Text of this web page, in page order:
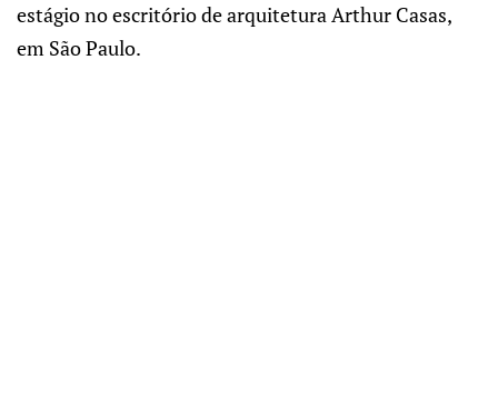
estágio no escritório de arquitetura Arthur Casas,
em São Paulo.